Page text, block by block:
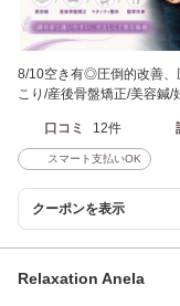
8/10空き有◎圧倒的改善、
こり/産後骨盤矯正/美容鍼/
口コミ 12件
スマート支払いOK
クーポンを表示
Relaxation Anela